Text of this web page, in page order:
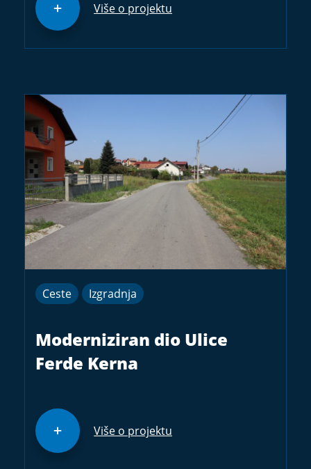
Više o projektu
Ceste Izgradnja
Moderniziran dio Ulice
Ferde Kerna
Više o projektu